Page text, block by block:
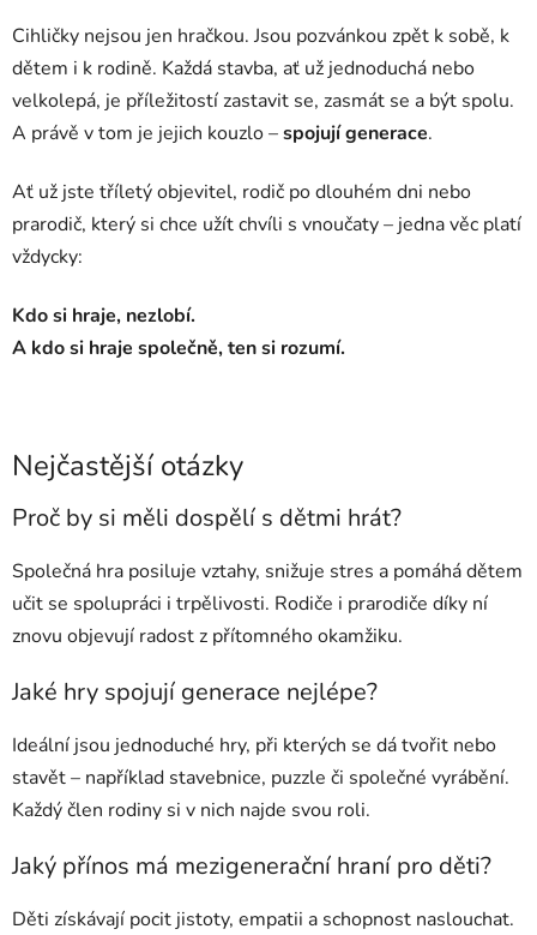
Cihličky nejsou jen hračkou. Jsou pozvánkou zpět k sobě, k
dětem i k rodině. Každá stavba, ať už jednoduchá nebo
velkolepá, je příležitostí zastavit se, zasmát se a být spolu.
A právě v tom je jejich kouzlo –spojují generace.
Ať už jste tříletý objevitel, rodič po dlouhém dni nebo
prarodič, který si chce užít chvíli s vnoučaty – jedna věc platí
vždycky:
Kdo si hraje, nezlobí.
A kdo si hraje společně, ten si rozumí.
Nejčastější otázky
Proč by si měli dospělí s dětmi hrát?
Společná hra posiluje vztahy, snižuje stres a pomáhá dětem
učit se spolupráci i trpělivosti. Rodiče i prarodiče díky ní
znovu objevují radost z přítomného okamžiku.
Jaké hry spojují generace nejlépe?
Ideální jsou jednoduché hry, při kterých se dá tvořit nebo
stavět – například stavebnice, puzzle či společné vyrábění.
Každý člen rodiny si v nich najde svou roli.
Jaký přínos má mezigenerační hraní pro děti?
Děti získávají pocit jistoty, empatii a schopnost naslouchat.